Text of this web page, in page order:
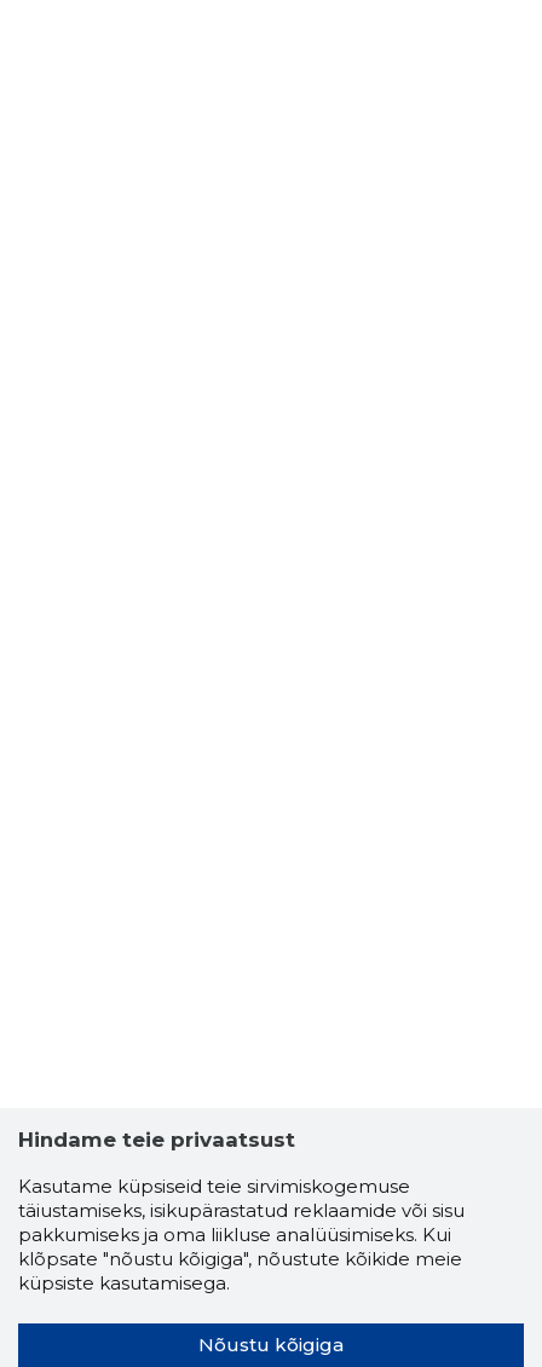
Hindame teie privaatsust
Kasutame küpsiseid teie sirvimiskogemuse
täiustamiseks, isikupärastatud reklaamide või sisu
pakkumiseks ja oma liikluse analüüsimiseks. Kui
klõpsate "nõustu kõigiga", nõustute kõikide meie
küpsiste kasutamisega.
Nõustu kõigiga